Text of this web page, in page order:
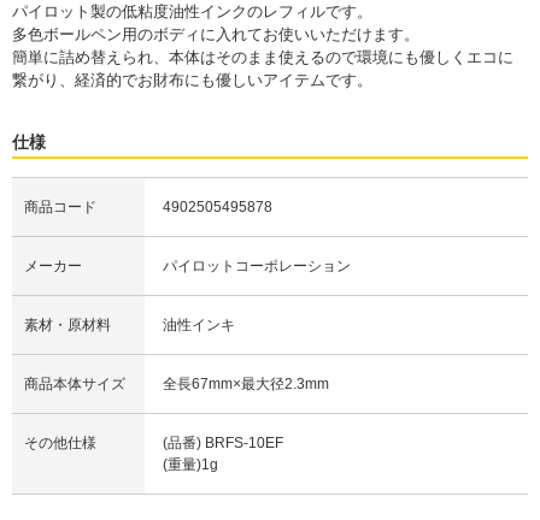
パイロット製の低粘度油性インクのレフィルです。
多色ボールペン用のボディに入れてお使いいただけます。
簡単に詰め替えられ、本体はそのまま使えるので環境にも優しくエコに
繋がり、経済的でお財布にも優しいアイテムです。
仕様
商品コード 4902505495878
メーカー パイロットコーポレーション
素材・原材料 油性インキ
商品本体サイズ 全長67mm×最大径2.3mm
その他仕様
(品番) BRFS-10EF
(重量)1g